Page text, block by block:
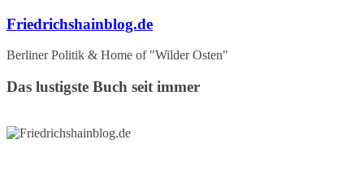
Zum
springen
Friedrichshainblog.de
Berliner Politik & Home of "Wilder Osten"
Das lustigste Buch seit immer